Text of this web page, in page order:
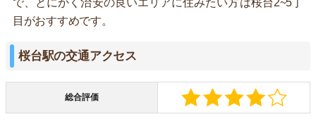
目がおすすめです。
桜台駅の交通アクセス
総合評価